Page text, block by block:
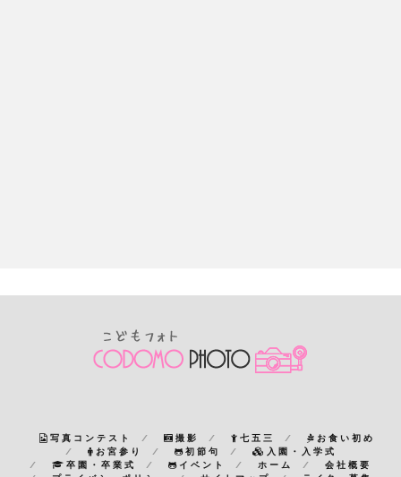
写真コンテスト 撮影 七五三
お食い初め
お宮参り
初節句
入園・入学式
卒園・卒業式
イベント ホーム
会社概要